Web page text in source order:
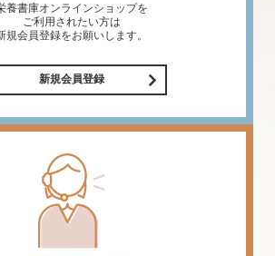
養書庫オンラインショップを
ご利用されたい方は
規会員登録をお願いします。
新規会員登録